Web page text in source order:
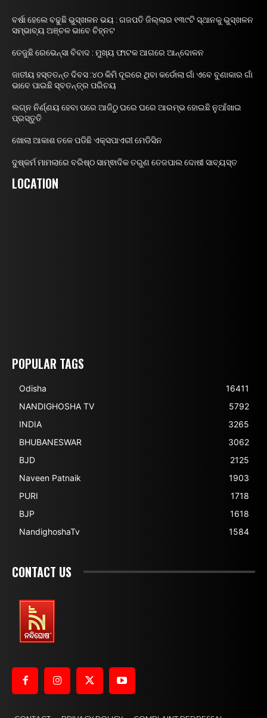
ବର୍ଷା ହେଲେ ବଢୁଛି ଭୁସ୍ଖଳନ ଭୟ : ଗଜପତି ଜିଲ୍ଲାର ୧୩୯ଟି ସ୍ଥାନକୁ ଭୁସ୍ଖଳନ
ସମ୍ଭାବ୍ୟ ଅଞ୍ଚଳ ଭାବେ ଚିହ୍ନଟ
ତେଜୁଛି ରେଭେନ୍ସା ବିବାଦ : ମୁଖ୍ୟ ଫାଟକ ଆଗରେ ଆନ୍ଦୋଳନ
ଜାତୀୟ ହସ୍ତତନ୍ତ ଦିବସ :୪୦ କିମି ଦୂରରେ ଥିବା କର୍ଡୋଲା ଗାଁ ଏବେ ବୁଣାକାର ଗାଁ
ଭାବେ ପାଇଛି ସ୍ବତନ୍ତ୍ର ପରିଚୟ
ଲଗ୍ନ ନିର୍ଣ୍ଣୟ ହେବା ପରେ ଆଜିଠୁ ଘରେ ଘରେ ଆରମ୍ଭ ହୋଇଛି ନୁଆଁଖାଇ
ପ୍ରସ୍ତୁତି
ଖୋଲା ଆକାଶ ତଳେ ପଡିଛି ଏକ୍ସପାଏରୀ ମେଡିସିନ
ଦୁଷ୍କର୍ମ ମାମଲାରେ ବରିଷ୍ଠ ସାମ୍ଵାଦିକ ତରୁଣ ତେଜପାଲ ଦୋଷୀ ସାବ୍ୟସ୍ତ
LOCATION
POPULAR TAGS
Odisha
16411
NANDIGHOSHA TV
5792
INDIA
3265
BHUBANESWAR
3062
BJD
2125
Naveen Patnaik
1903
PURI
1718
BJP
1618
NandighoshaTv
1584
CONTACT US